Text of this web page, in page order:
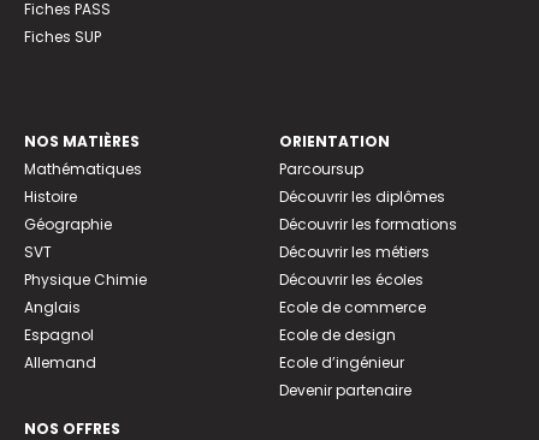
Fiches PASS
Fiches SUP
NOS MATIÈRES
Mathématiques
Histoire
Géographie
SVT
Physique Chimie
Anglais
Espagnol
Allemand
NOS OFFRES
ORIENTATION
Parcoursup
Découvrir les diplômes
Découvrir les formations
Découvrir les métiers
Découvrir les écoles
Ecole de commerce
Ecole de design
Ecole d’ingénieur
Devenir partenaire